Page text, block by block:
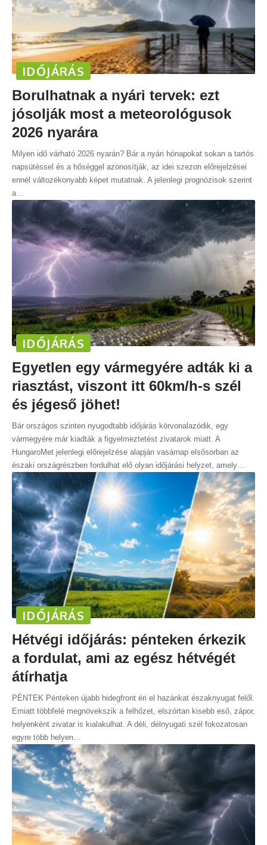
IDŐJÁRÁS
Borulhatnak a nyári tervek: ezt
jósolják most a meteorológusok
2026 nyarára
Milyen idő várható 2026 nyarán? Bár a nyári hónapokat sokan a tartós
napsütéssel és a hőséggel azonosítják, az idei szezon előrejelzései
ennél változékonyabb képet mutatnak. A jelenlegi prognózisok szerint
a…
IDŐJÁRÁS
Egyetlen egy vármegyére adták ki a
riasztást, viszont itt 60km/h-s szél
és jégeső jöhet!
Bár országos szinten nyugodtabb időjárás körvonalazódik, egy
vármegyére már kiadták a figyelmeztetést zivatarok miatt. A
HungaroMet jelenlegi előrejelzése alapján vasárnap elsősorban az
északi országrészben fordulhat elő olyan időjárási helyzet, amely
IDŐJÁRÁS
Hétvégi időjárás: pénteken érkezik
a fordulat, ami az egész hétvégét
átírhatja
PÉNTEK Pénteken újabb hidegfront éri el hazánkat északnyugat felől.
Emiatt többfelé megnövekszik a felhőzet, elszórtan kisebb eső, zápor,
helyenként zivatar is kialakulhat. A déli, délnyugati szél fokozatosan
egyre több helyen